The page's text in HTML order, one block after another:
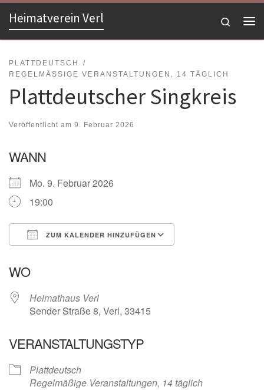
Zum Inhalt springen
Heimatverein Verl
Search
PLATTDEUTSCH
REGELMÄSSIGE VERANSTALTUNGEN, 14 TÄGLICH
Plattdeutscher Singkreis
Veröffentlicht am 9. Februar 2026
WANN
Mo. 9. Februar 2026
19:00
ZUM KALENDER HINZUFÜGEN
WO
Heimathaus Verl
Sender Straße 8, Verl, 33415
VERANSTALTUNGSTYP
Plattdeutsch
Regelmäßige Veranstaltungen, 14 täglich